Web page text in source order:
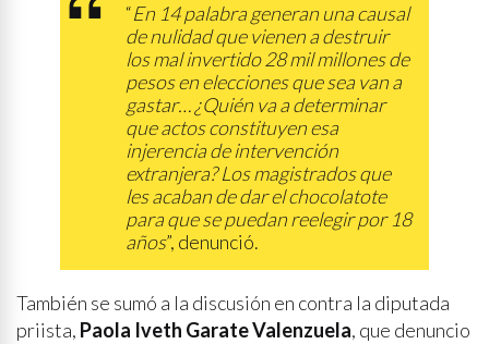
“En 14 palabra generan una causal
de nulidad que vienen a destruir
los mal invertido 28 mil millones de
pesos en elecciones que sea van a
gastar… ¿Quién va a determinar
que actos constituyen esa
injerencia de intervención
extranjera? Los magistrados que
les acaban de dar el chocolatote
para que se puedan reelegir por 18
años”, denunció.
También se sumó a la discusión en contra la diputada
priista, Paola Iveth Garate Valenzuela, que denuncio